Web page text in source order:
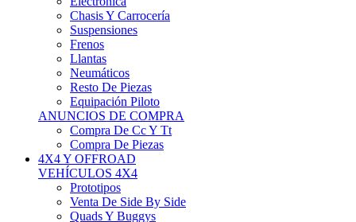
Chasis Y Carrocería
Suspensiones
Frenos
Llantas
Neumáticos
Resto De Piezas
Equipación Piloto
ANUNCIOS DE COMPRA
Compra De Cc Y Tt
Compra De Piezas
4X4 Y OFFROAD
VEHÍCULOS 4X4
Prototipos
Venta De Side By Side
Quads Y Buggys